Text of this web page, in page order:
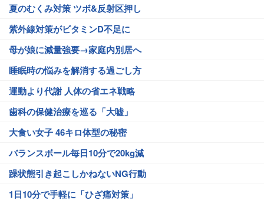
夏のむくみ対策 ツボ&反射区押し
紫外線対策がビタミンD不足に
母が娘に減量強要→家庭内別居へ
睡眠時の悩みを解消する過ごし方
運動より代謝 人体の省エネ戦略
歯科の保健治療を巡る「大嘘」
大食い女子 46キロ体型の秘密
バランスボール毎日10分で20kg減
躁状態引き起こしかねないNG行動
1日10分で手軽に「ひざ痛対策」